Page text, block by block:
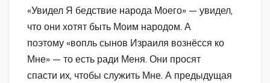
«Увидел Я бедствие народа Моего» — увидел,
что они хотят быть Моим народом. А
поэтому «вопль сынов Израиля вознёсся ко
Мне» — то есть ради Меня. Они просят
спасти их, чтобы служить Мне. А предыдущая